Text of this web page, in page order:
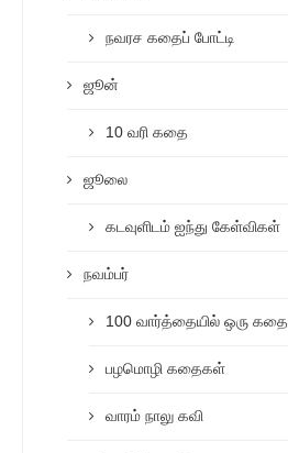
நவரச கதைப் போட்டி
ஜூன்
10 வரி கதை
ஜூலை
கடவுளிடம் ஐந்து கேள்விகள்
நவம்பர்
100 வார்த்தையில் ஒரு கதை
பழமொழி கதைகள்
வாரம் நாலு கவி